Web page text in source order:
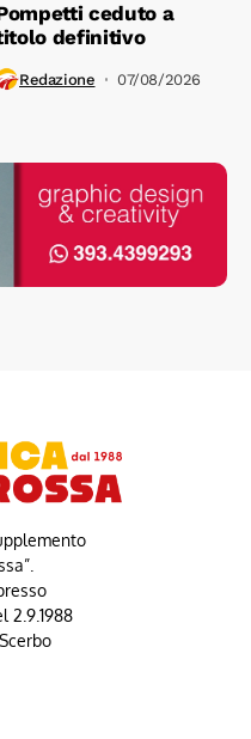
ceduto a
definitivo
Redazione 07/08/2026
2.9.1988